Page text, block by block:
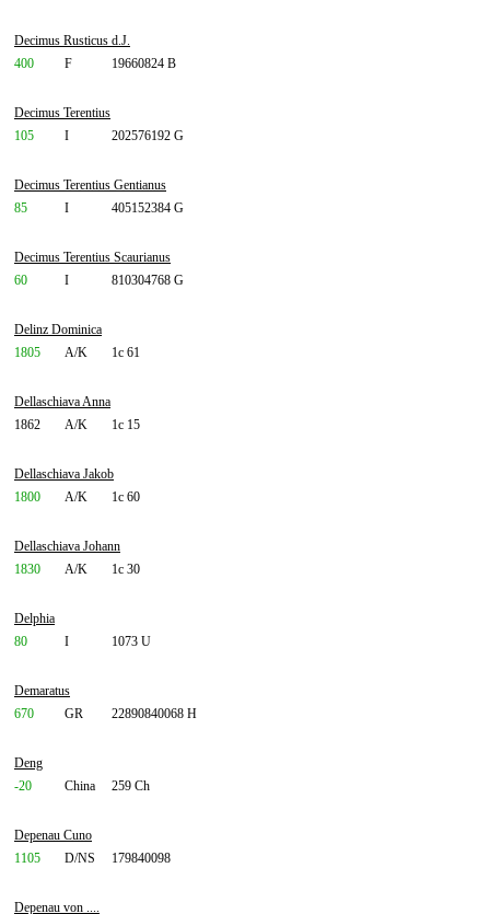
Decimus Rusticus d.J.
400
F 19660824 B
Decimus Terentius
105
I 202576192 G
Decimus Terentius Gentianus
85
I 405152384 G
Decimus Terentius Scaurianus
60
I 810304768 G
Delinz Dominica
1805
A/K 1c 61
Dellaschiava Anna
1862
A/K 1c 15
Dellaschiava Jakob
1800
A/K 1c 60
Dellaschiava Johann
1830
A/K 1c 30
Delphia
80
I 1073 U
Demaratus
670
GR 22890840068 H
Deng
-20
China 259 Ch
Depenau Cuno
1105
D/NS 179840098
Depenau von ....